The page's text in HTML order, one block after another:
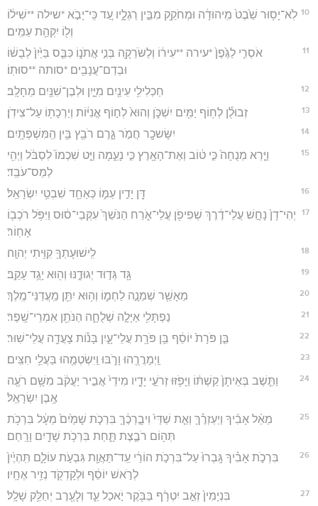
10 לֹֽא־יָס֥וּר שֵׁ֙בֶט֙ מִֽיהוּדָ֔ה וּמְחֹקֵ֖ק מִבֵּ֣ין רַגְלָ֑יו עַ֚ד כִּֽי־יָבֹ֣א *שילה **שִׁיל֔וֹ
וְל֖וֹ יִקְּהַ֥ת עַמִּֽים׃
11
אֹסְרִ֤י לַגֶּ֙פֶן֙ *עירה **עִיר֔וֹ וְלַשֹּׂרֵקָ֖ה בְּנִ֣י אֲתֹנ֑וֹ כִּבֵּ֤ס בַּיַּ֙יִן֙ לְבֻשׁ֔וֹ
וּבְדַם־עֲנָבִ֖ים *סותה **סוּתֽוֹ׃
12 חַכְלִילִ֥י עֵינַ֖יִם מִיָּ֑יִן וּלְבֶן־שִׁנַּ֖יִם מֵחָלָֽב׃
13 זְבוּלֻ֕ן לְח֥וֹף יַמִּ֖ים יִשְׁכֹּ֑ן וְהוּא֙ לְח֣וֹף אֳנִיּ֔וֹת וְיַרְכָת֖וֹ עַל־צִידֹֽן׃
14 יִשָּׂשכָ֖ר חֲמֹ֣ר גָּ֑רֶם רֹבֵ֖ץ בֵּ֥ין הַֽמִּשְׁפְּתָֽיִם׃
15
וַיַּ֤רְא מְנֻחָה֙ כִּ֣י ט֔וֹב וְאֶת־הָאָ֖רֶץ כִּ֣י נָעֵ֑מָה וַיֵּ֤ט שִׁכְמוֹ֙ לִסְבֹּ֔ל וַיְהִ֖י
לְמַס־עֹבֵֽד׃
16 דָּ֖ן יָדִ֣ין עַמּ֑וֹ כְּאַחַ֖ד שִׁבְטֵ֥י יִשְׂרָאֵֽל׃
17
יְהִי־דָן֙ נָחָ֣שׁ עֲלֵי־דֶ֔רֶךְ שְׁפִיפֹ֖ן עֲלֵי־אֹ֑רַח הַנֹּשֵׁךְ֙ עִקְּבֵי־ס֔וּס וַיִּפֹּ֥ל רֹכְב֖וֹ
אָחֽוֹר׃
18 לִֽישׁוּעָתְךָ֖ קִוִּ֥יתִי יְהוָֽה׃
19 גָּ֖ד גְּד֣וּד יְגוּדֶ֑נּוּ וְה֖וּא יָגֻ֥ד עָקֵֽב׃
20 מֵאָשֵׁ֖ר שְׁמֵנָ֣ה לַחְמ֑וֹ וְה֥וּא יִתֵּ֖ן מַֽעֲדַנֵּי־מֶֽלֶךְ׃
21 נַפְתָּלִ֖י אַיָּלָ֣ה שְׁלֻחָ֑ה הַנֹּתֵ֖ן אִמְרֵי־שָֽׁפֶר׃
22 בֵּ֤ן פֹּרָת֙ יוֹסֵ֔ף בֵּ֥ן פֹּרָ֖ת עֲלֵי־עָ֑יִן בָּנ֕וֹת צָעֲדָ֖ה עֲלֵי־שֽׁוּר׃
23 וַֽיְמָרֲרֻ֖הוּ וָרֹ֑בּוּ וַֽיִּשְׂטְמֻ֖הוּ בַּעֲלֵ֥י חִצִּֽים׃
24
וַתֵּ֤שֶׁב בְּאֵיתָן֙ קַשְׁתּ֔וֹ וַיָּפֹ֖זּוּ זְרֹעֵ֣י יָדָ֑יו מִידֵי֙ אֲבִ֣יר יַעֲקֹ֔ב מִשָּׁ֥ם רֹעֶ֖ה
אֶ֥בֶן יִשְׂרָאֵֽל׃
25
מֵאֵ֨ל אָבִ֜יךָ וְיַעְזְרֶ֗ךָּ וְאֵ֤ת שַׁדַּי֙ וִיבָ֣רְכֶ֔ךָּ בִּרְכֹ֤ת שָׁמַ֙יִם֙ מֵעָ֔ל בִּרְכֹ֥ת
תְּה֖וֹם רֹבֶ֣צֶת תָּ֑חַת בִּרְכֹ֥ת שָׁדַ֖יִם וָרָֽחַם׃
26
בִּרְכֹ֣ת אָבִ֗יךָ גָּֽבְרוּ֙ עַל־בִּרְכֹ֣ת הוֹרַ֔י עַֽד־תַּאֲוַ֖ת גִּבְעֹ֣ת עוֹלָ֑ם תִּֽהְיֶ֙ין֙
לְרֹ֣אשׁ יוֹסֵ֔ף וּלְקָדְקֹ֖ד נְזִ֥יר אֶחָֽיו׃
27 בִּנְיָמִין֙ זְאֵ֣ב יִטְרָ֔ף בַּבֹּ֖קֶר יֹ֣אכַל עַ֑ד וְלָעֶ֖רֶב יְחַלֵּ֥ק שָׁלָֽל׃